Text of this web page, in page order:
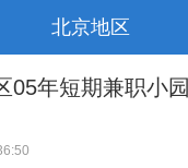
北京地区
05年短期兼职小园